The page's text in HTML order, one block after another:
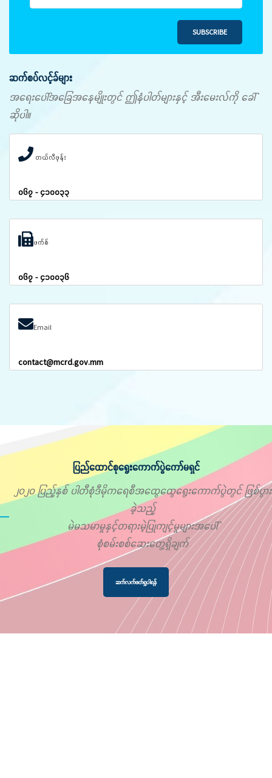
SUBSCRIBE
ဆက်စပ်လင့်ခ်များ
အရေးပေါ်အခြေအနေမျိုးတွင် ဤနံပါတ်များနှင့် အီးမေးလ်ကို ခေါ်
ဆိုပါ။
တယ်လီဖုန်း
၀၆၇ - ၄၁၀၀၃၃
ဖက်စ်
၀၆၇ - ၄၁၀၀၃၆
Email
contact@mcrd.gov.mm
ပြည်ထောင်စုရွေးကောက်ပွဲကော်မရှင်
၂၀၂၀ ပြည့်နှစ် ပါတီစုံဒီမိုကရေစီအထွေထွေရွေးကောက်ပွဲတွင် ဖြစ်ပွား
ခဲ့သည့်
မဲမသမာမှုနှင့်တရားမဲ့ပြုကျင့်မှုများအပေါ်
စုံစမ်းစစ်ဆေးတွေ့ရှိချက်
ဆက်လက်ဖတ်ရှုပါရန်